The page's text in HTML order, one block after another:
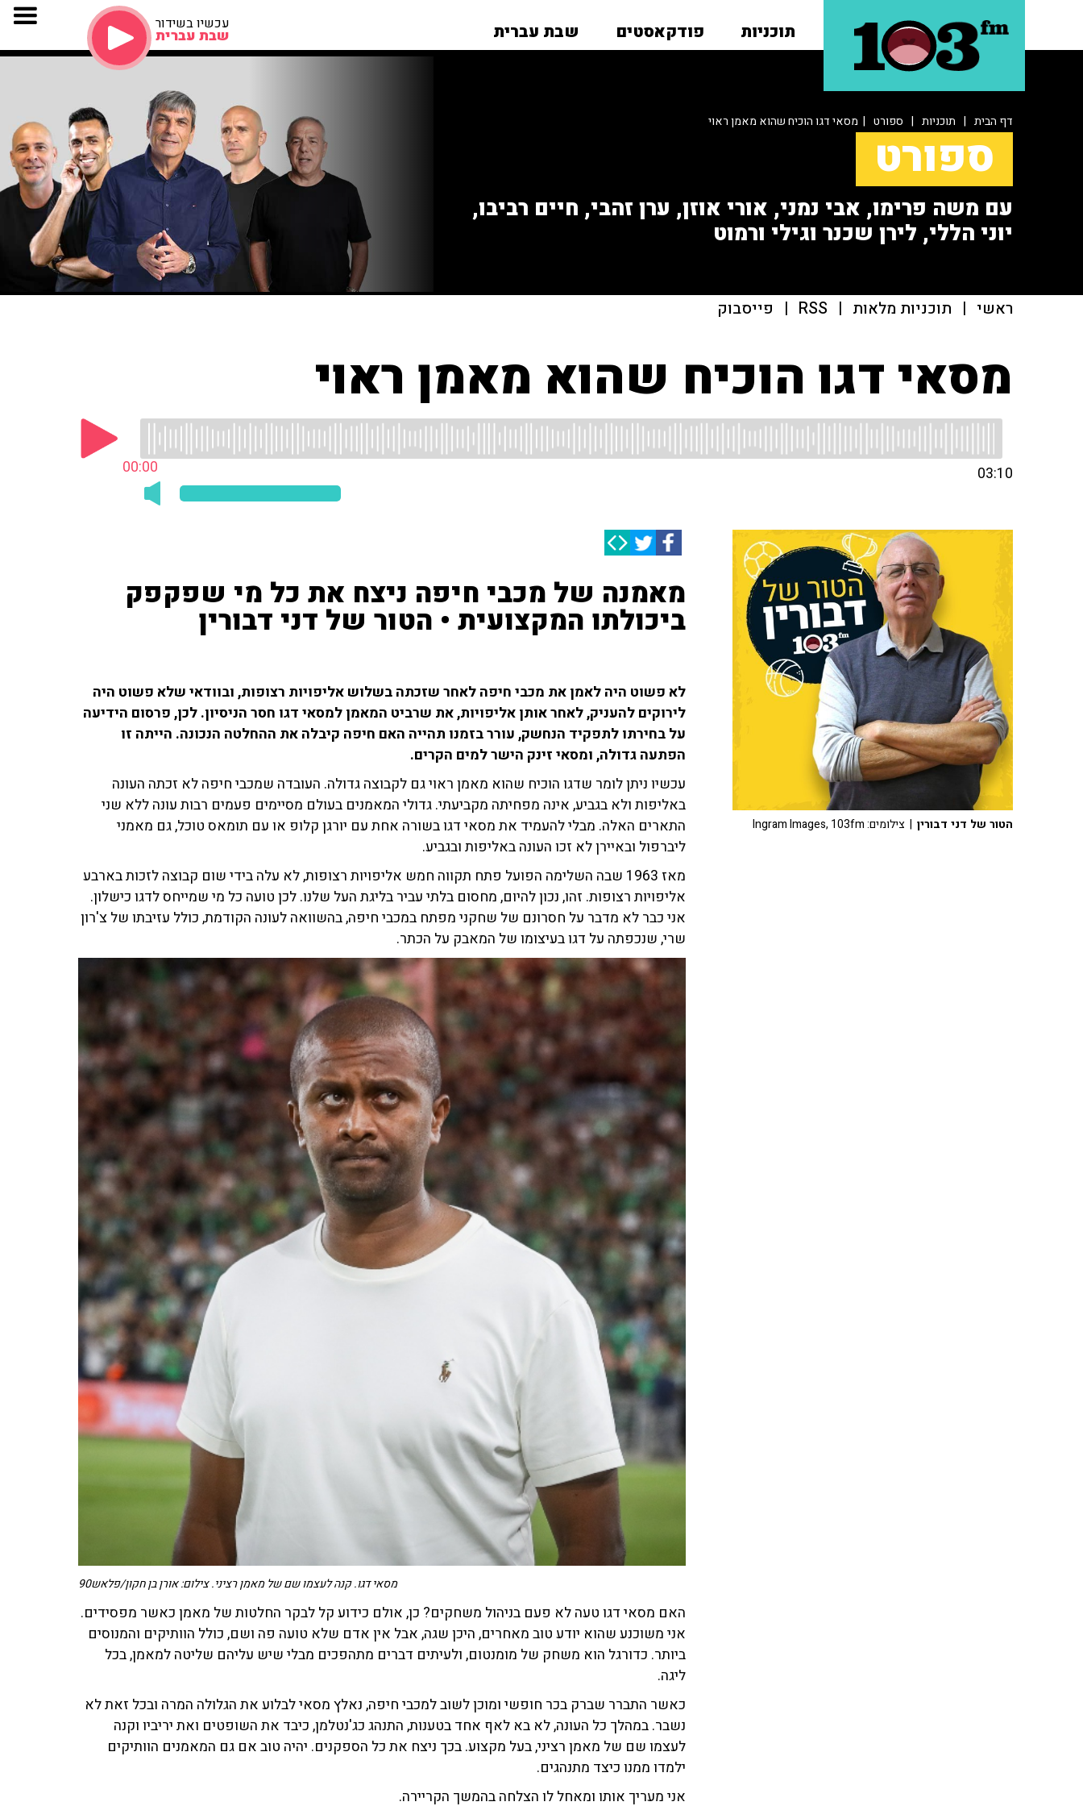
תוכניות פודקאסטים שבת עברית עכשיו בשידור
שבת עברית
דף הבית | תוכניות | ספורט | מסאי דגו הוכיח שהוא מאמן ראוי
ספורט
עם משה פרימו, אבי נמני, אורי אוזן, ערן זהבי, חיים רביבו,
יוני הללי, לירן שכנר וגילי ורמוט
ראשי | תוכניות מלאות |
RSS
| פייסבוק
מסאי דגו הוכיח שהוא מאמן ראוי
00:00 03:10
מאמנה של מכבי חיפה ניצח את כל מי שפקפק
ביכולתו המקצועית • הטור של דני דבורין
לא פשוט היה לאמן את מכבי חיפה לאחר שזכתה בשלוש אליפויות רצופות, ובוודאי שלא פשוט היה
לירוקים להעניק, לאחר אותן אליפויות, את שרביט המאמן למסאי דגו חסר הניסיון. לכן, פרסום הידיעה
על בחירתו לתפקיד הנחשק, עורר בזמנו תהייה האם חיפה קיבלה את ההחלטה הנכונה. הייתה זו
הפתעה גדולה, ומסאי זינק הישר למים הקרים.
עכשיו ניתן לומר שדגו הוכיח שהוא מאמן ראוי גם לקבוצה גדולה. העובדה שמכבי חיפה לא זכתה העונה
באליפות ולא בגביע, אינה מפחיתה מקביעתי. גדולי המאמנים בעולם מסיימים פעמים רבות עונה ללא שני
התארים האלה. מבלי להעמיד את מסאי דגו בשורה אחת עם יורגן קלופ או עם תומאס טוכל, גם מאמני
ליברפול ובאיירן לא זכו העונה באליפות ובגביע.
מאז 1963 שבה השלימה הפועל פתח תקווה חמש אליפויות רצופות, לא עלה בידי שום קבוצה לזכות בארבע
אליפויות רצופות. זהו, נכון להיום, מחסום בלתי עביר בליגת העל שלנו. לכן טועה כל מי שמייחס לדגו כישלון.
אני כבר לא מדבר על חסרונם של שחקני מפתח במכבי חיפה, בהשוואה לעונה הקודמת, כולל עזיבתו של צ'רון
שרי, שנכפתה על דגו בעיצומו של המאבק על הכתר.
מסאי דגו. קנה לעצמו שם של מאמן רציני. צילום: אורן בן חקון/פלאש90
האם מסאי דגו טעה לא פעם בניהול משחקים? כן, אולם כידוע קל לבקר החלטות של מאמן כאשר מפסידים.
אני משוכנע שהוא יודע טוב מאחרים, היכן שגה, אבל אין אדם שלא טועה פה ושם, כולל הוותיקים והמנוסים
ביותר. כדורגל הוא משחק של מומנטום, ולעיתים דברים מתהפכים מבלי שיש עליהם שליטה למאמן, בכל
ליגה.
כאשר התברר שברק בכר חופשי ומוכן לשוב למכבי חיפה, נאלץ מסאי לבלוע את הגלולה המרה ובכל זאת לא
נשבר. במהלך כל העונה, לא בא לאף אחד בטענות, התנהג כג'נטלמן, כיבד את השופטים ואת יריביו וקנה
לעצמו שם של מאמן רציני, בעל מקצוע. בכך ניצח את כל הספקנים. יהיה טוב אם גם המאמנים הוותיקים
ילמדו ממנו כיצד מתנהגים.
אני מעריך אותו ומאחל לו הצלחה בהמשך הקריירה.
הטור של דני דבורין | צילומים: Ingram Images, 103fm